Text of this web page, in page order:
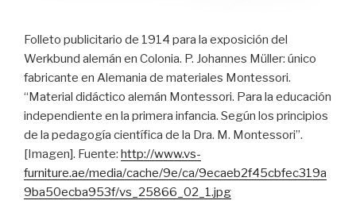
Folleto publicitario de 1914 para la exposición del
Werkbund alemán en Colonia. P. Johannes Müller: único
fabricante en Alemania de materiales Montessori.
“Material didáctico alemán Montessori. Para la educación
independiente en la primera infancia. Según los principios
de la pedagogía científica de la Dra. M. Montessori”.
[Imagen]. Fuente: http://www.vs-
furniture.ae/media/cache/9e/ca/9ecaeb2f45cbfec319a
9ba50ecba953f/vs_25866_02_1.jpg